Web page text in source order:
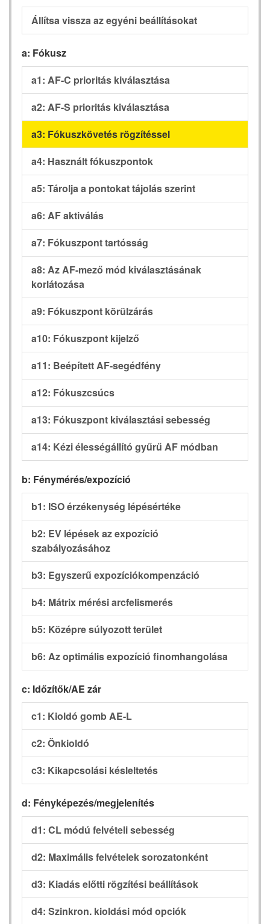
Állítsa vissza az egyéni beállításokat
a: Fókusz
a1: AF-C prioritás kiválasztása
a2: AF-S prioritás kiválasztása
a3: Fókuszkövetés rögzítéssel
a4: Használt fókuszpontok
a5: Tárolja a pontokat tájolás szerint
a6: AF aktiválás
a7: Fókuszpont tartósság
a8: Az AF-mező mód kiválasztásának
korlátozása
a9: Fókuszpont körülzárás
a10: Fókuszpont kijelző
a11: Beépített AF-segédfény
a12: Fókuszcsúcs
a13: Fókuszpont kiválasztási sebesség
a14: Kézi élességállító gyűrű AF módban
b: Fénymérés/expozíció
b1: ISO érzékenység lépésértéke
b2: EV lépések az expozíció
szabályozásához
b3: Egyszerű expozíciókompenzáció
b4: Mátrix mérési arcfelismerés
b5: Középre súlyozott terület
b6: Az optimális expozíció finomhangolása
c: Időzítők/AE zár
c1: Kioldó gomb AE-L
c2: Önkioldó
c3: Kikapcsolási késleltetés
d: Fényképezés/megjelenítés
d1: CL módú felvételi sebesség
d2: Maximális felvételek sorozatonként
d3: Kiadás előtti rögzítési beállítások
d4: Szinkron. kioldási mód opciók